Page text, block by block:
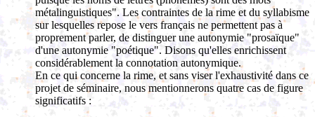
métalinguistiques". Les contraintes de la rime et du syllabisme
sur lesquelles repose le vers français ne permettent pas à
proprement parler, de distinguer une autonymie "prosaïque"
d'une autonymie "poétique". Disons qu'elles enrichissent
considérablement la connotation autonymique.
En ce qui concerne la rime, et sans viser l'exhaustivité dans ce
projet de séminaire, nous mentionnerons quatre cas de figure
significatifs :